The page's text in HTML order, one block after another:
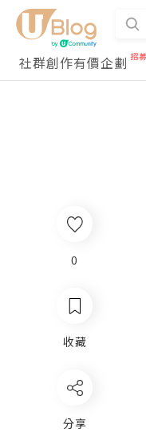
社群創作有價企劃
0
收藏
分享